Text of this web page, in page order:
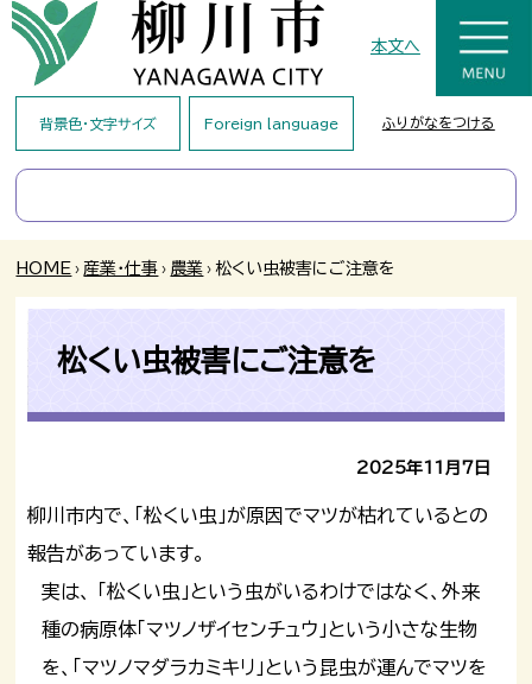
本文へ
背景色・文字サイズ Foreign language ふりがなをつける
HOME › 産業・仕事 › 農業 › 松くい虫被害にご注意を
松くい虫被害にご注意を
2025年11月7日
柳川市内で、「松くい虫」が原因でマツが枯れているとの
報告があっています。
実は、 「松くい虫」という虫がいるわけではなく、外来
種の病原体「マツノザイセンチュウ」という小さな生物
を、「マツノマダラカミキリ」という昆虫が運んでマツを